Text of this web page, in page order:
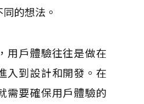
的想法。
用戶體驗往往是做在
入到設計和開發。 在
需要確保用戶體驗的